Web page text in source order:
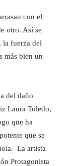
con el
otro. Así se
la fuerza del
más bien un
del daño
Laura Toledo,
que ha
que se
La artista
Protagonista